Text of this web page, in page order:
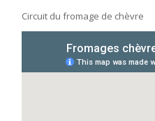
Circuit du fromage de chèvre